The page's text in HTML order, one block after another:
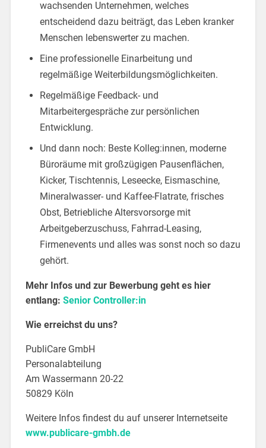
wachsenden Unternehmen, welches
entscheidend dazu beiträgt, das Leben kranker
Menschen lebenswerter zu machen.
Eine professionelle Einarbeitung und
regelmäßige Weiterbildungsmöglichkeiten.
Regelmäßige Feedback- und
Mitarbeitergespräche zur persönlichen
Entwicklung.
Und dann noch: Beste Kolleg:innen, moderne
Büroräume mit großzügigen Pausenflächen,
Kicker, Tischtennis, Leseecke, Eismaschine,
Mineralwasser- und Kaffee-Flatrate, frisches
Obst, Betriebliche Altersvorsorge mit
Arbeitgeberzuschuss, Fahrrad-Leasing,
Firmenevents und alles was sonst noch so dazu
gehört.
Mehr Infos und zur Bewerbung geht es hier
entlang: Senior Controller:in
Wie erreichst du uns?
PubliCare GmbH
Personalabteilung
Am Wassermann 20-22
50829 Köln
Weitere Infos findest du auf unserer Internetseite
www.publicare-gmbh.de